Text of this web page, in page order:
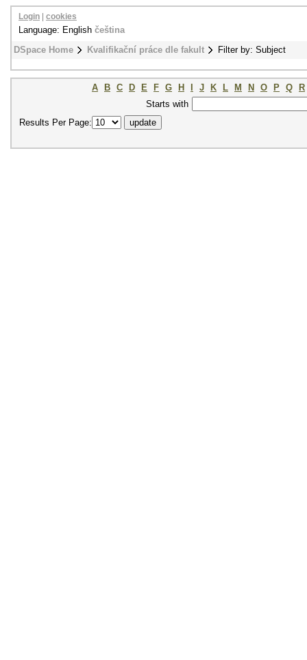
DSpace Home Kvalifikační práce dle fakult Filter by: Subject
Login cookies
Language: English čeština
A B C D E F G H J K L M N O P Q
R
Starts with
Results Per Page: